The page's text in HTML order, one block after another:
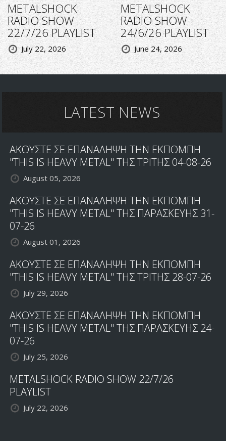
METALSHOCK
RADIO SHOW
22/7/26 PLAYLIST
July 22, 2026
METALSHOCK
RADIO SHOW
24/6/26 PLAYLIST
June 24, 2026
LATEST NEWS
ΑΚΟΥΣΤΕ ΣΕ ΕΠΑΝΑΛΗΨΗ ΤΗΝ ΕΚΠΟΜΠΗ
"THIS IS HEAVY METAL" ΤΗΣ ΤΡΙΤΗΣ 04-08-26
August 05, 2026
ΑΚΟΥΣΤΕ ΣΕ ΕΠΑΝΑΛΗΨΗ ΤΗΝ ΕΚΠΟΜΠΗ
"THIS IS HEAVY METAL" ΤΗΣ ΠΑΡΑΣΚΕΥΗΣ 31-
07-26
August 01, 2026
ΑΚΟΥΣΤΕ ΣΕ ΕΠΑΝΑΛΗΨΗ ΤΗΝ ΕΚΠΟΜΠΗ
"THIS IS HEAVY METAL" ΤΗΣ ΤΡΙΤΗΣ 28-07-26
July 29, 2026
ΑΚΟΥΣΤΕ ΣΕ ΕΠΑΝΑΛΗΨΗ ΤΗΝ ΕΚΠΟΜΠΗ
"THIS IS HEAVY METAL" ΤΗΣ ΠΑΡΑΣΚΕΥΗΣ 24-
07-26
July 25, 2026
METALSHOCK RADIO SHOW 22/7/26
PLAYLIST
July 22, 2026